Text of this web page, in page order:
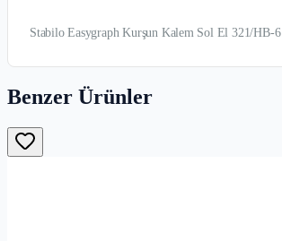
Stabilo Easygraph Kurşun Kalem Sol El 321/HB-6
Benzer Ürünler